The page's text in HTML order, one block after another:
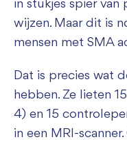
in stukjes spier
wijzen. Maar dit is
mensen met SMA
Dat is precies wat
hebben. Ze lieten
4) en 15
in een MRI-